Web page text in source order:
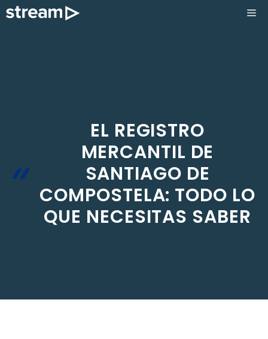
Saltar
EL REGISTRO
MERCANTIL DE
SANTIAGO DE
COMPOSTELA: TODO LO
QUE NECESITAS SABER